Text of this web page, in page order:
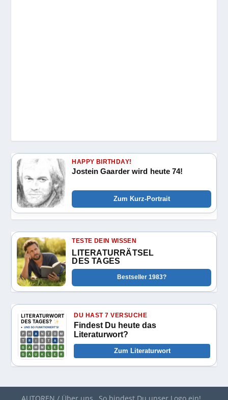
HAPPY BIRTHDAY!
Jostein Gaarder wird heute 74!
Zum Kurz-Portrait
TESTE DEIN WISSEN
LITERATURRÄTSEL
DES TAGES
Bestseller 1983?
DU HAST 7 VERSUCHE
Findest Du heute das
Literaturwort?
Zum Literaturwort